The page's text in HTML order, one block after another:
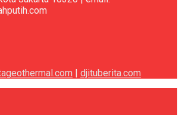
djituberita.com